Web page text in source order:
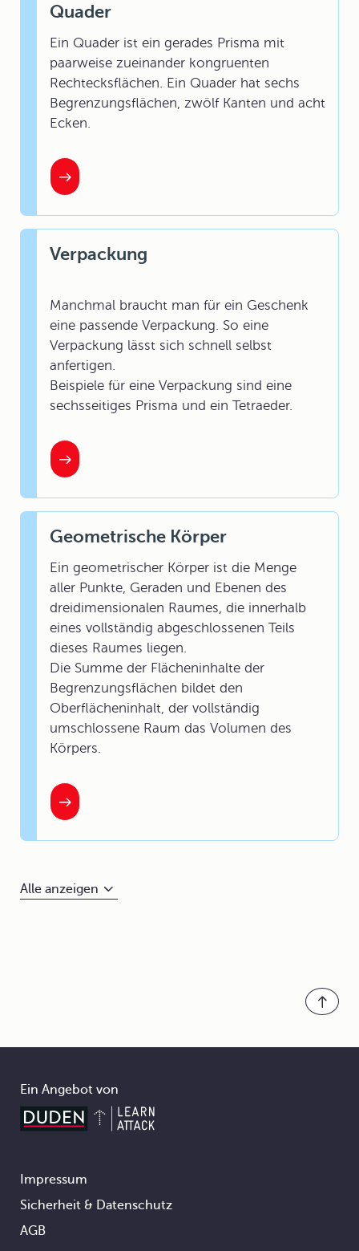
Quader
Ein Quader ist ein gerades Prisma mit
paarweise zueinander kongruenten
Rechtecksflächen. Ein Quader hat sechs
Begrenzungsflächen, zwölf Kanten und acht
Ecken.
Verpackung
Manchmal braucht man für ein Geschenk
eine passende Verpackung. So eine
Verpackung lässt sich schnell selbst
anfertigen.
Beispiele für eine Verpackung sind eine
sechsseitiges Prisma und ein Tetraeder.
Geometrische Körper
Ein geometrischer Körper ist die Menge
aller Punkte, Geraden und Ebenen des
dreidimensionalen Raumes, die innerhalb
eines vollständig abgeschlossenen Teils
dieses Raumes liegen.
Die Summe der Flächeninhalte der
Begrenzungsflächen bildet den
Oberflächeninhalt, der vollständig
umschlossene Raum das Volumen des
Körpers.
Alle anzeigen
Ein Angebot von
Footer
Impressum
Sicherheit & Datenschutz
AGB